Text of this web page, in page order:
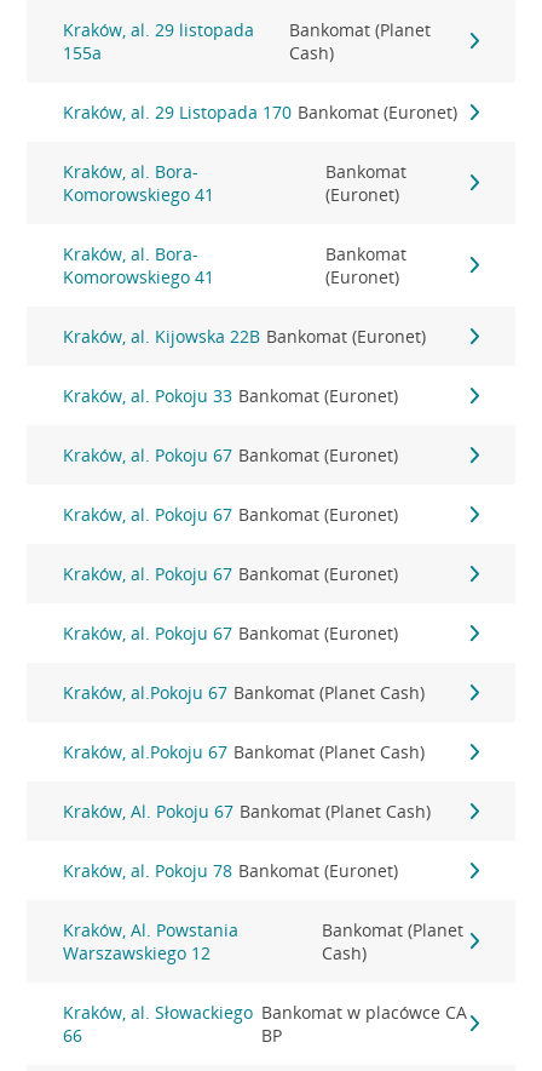
Kraków, al. 29 listopada
155a
Bankomat (Planet
Cash)
Kraków, al. 29 Listopada 170 Bankomat (Euronet)
Kraków, al. Bora-
Komorowskiego 41
Bankomat
(Euronet)
Kraków, al. Bora-
Komorowskiego 41
Bankomat
(Euronet)
Kraków, al. Kijowska 22B Bankomat (Euronet)
Kraków, al. Pokoju 33 Bankomat (Euronet)
Kraków, al. Pokoju 67 Bankomat (Euronet)
Kraków, al. Pokoju 67 Bankomat (Euronet)
Kraków, al. Pokoju 67 Bankomat (Euronet)
Kraków, al. Pokoju 67 Bankomat (Euronet)
Kraków, al.Pokoju 67 Bankomat (Planet Cash)
Kraków, al.Pokoju 67 Bankomat (Planet Cash)
Kraków, Al. Pokoju 67 Bankomat (Planet Cash)
Kraków, al. Pokoju 78 Bankomat (Euronet)
Kraków, Al. Powstania
Warszawskiego 12
Bankomat (Planet
Cash)
Kraków, al. Słowackiego
66
Bankomat w placówce CA
BP